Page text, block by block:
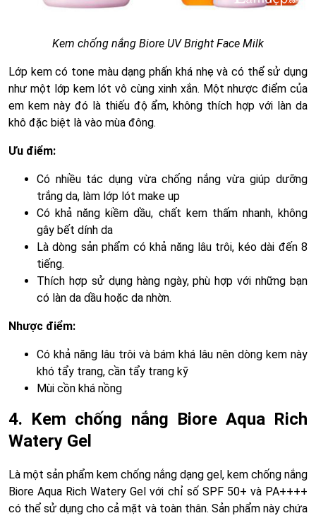
Kem chống nắng Biore UV Bright Face Milk
Lớp kem có tone màu dạng phấn khá nhẹ và có thể sử dụng
như một lớp kem lót vô cùng xinh xắn. Một nhược điểm của
em kem này đó là thiếu độ ẩm, không thích hợp với làn da
khô đặc biệt là vào mùa đông.
Ưu điểm:
Có nhiều tác dụng vừa chống nắng vừa giúp dưỡng
trắng da, làm lớp lót make up
Có khả năng kiềm dầu, chất kem thấm nhanh, không
gây bết dính da
Là dòng sản phẩm có khả năng lâu trôi, kéo dài đến 8
tiếng.
Thích hợp sử dụng hàng ngày, phù hợp với những bạn
có làn da dầu hoặc da nhờn.
Nhược điểm:
Có khả năng lâu trôi và bám khá lâu nên dòng kem này
khó tẩy trang, cần tẩy trang kỹ
Mùi cồn khá nồng
4. Kem chống nắng Biore Aqua Rich
Watery Gel
Là một sản phẩm kem chống nắng dạng gel, kem chống nắng
Biore Aqua Rich Watery Gel với chỉ số SPF 50+ và PA++++
có thể sử dụng cho cả mặt và toàn thân. Sản phẩm này chứa